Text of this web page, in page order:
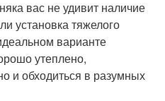
вас не удивит наличие
установка тяжелого
варианте
утеплено,
и обходиться в разумных